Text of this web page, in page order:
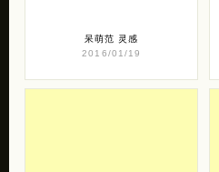
呆萌范 灵感
2016/01/19